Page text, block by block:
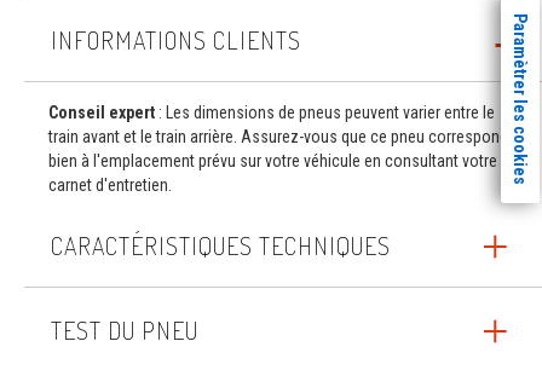
INFORMATIONS CLIENTS
Conseil expert : Les dimensions de pneus peuvent varier entre le
train avant et le train arrière. Assurez-vous que ce pneu correspond
bien à l'emplacement prévu sur votre véhicule en consultant votre
carnet d'entretien.
CARACTÉRISTIQUES TECHNIQUES
TEST DU PNEU
Paramètrer les cookies